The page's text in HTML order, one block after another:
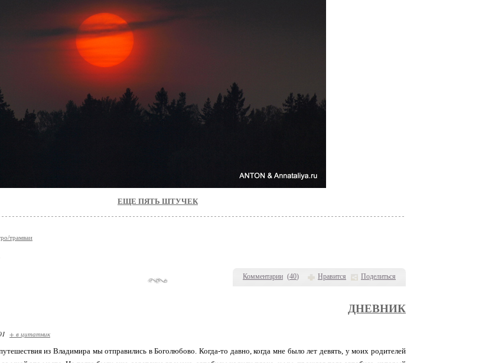
Комментарии (40) Нравится Поделиться
ЕЩЕ ПЯТЬ ШТУЧЕК
трамваи
ДНЕВНИК
+ в цитатник
из Владимира мы отправились в Боголюбово. Когда-то давно, когда мне было лет девять, у моих родителей